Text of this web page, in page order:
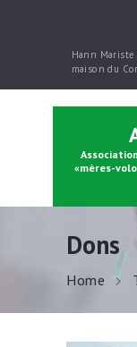
Hann Mariste
maison du
«mères-
Dons
Home